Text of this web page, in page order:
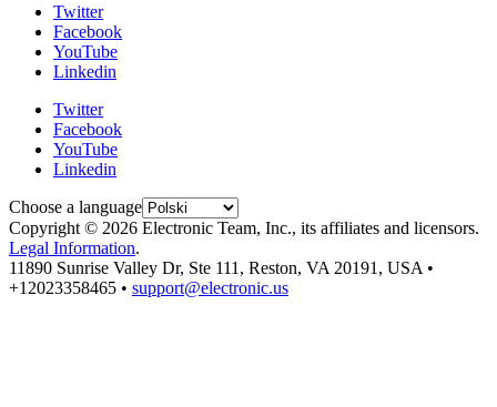
Twitter
Facebook
YouTube
Linkedin
Twitter
Facebook
YouTube
Linkedin
Choose a language
Copyright © 2026 Electronic Team, Inc., its affiliates and licensors.
Legal Information.
11890 Sunrise Valley Dr, Ste 111, Reston, VA 20191, USA •
+12023358465 • support@electronic.us